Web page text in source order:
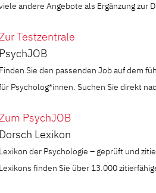
andere Angebote als Ergänzung zur
Testzentrale
Sie den passenden Job auf dem
Psycholog*innen. Suchen Sie direkt
PsychJOB
Lexikon
der Psychologie – geprüft und
finden Sie über 13.000